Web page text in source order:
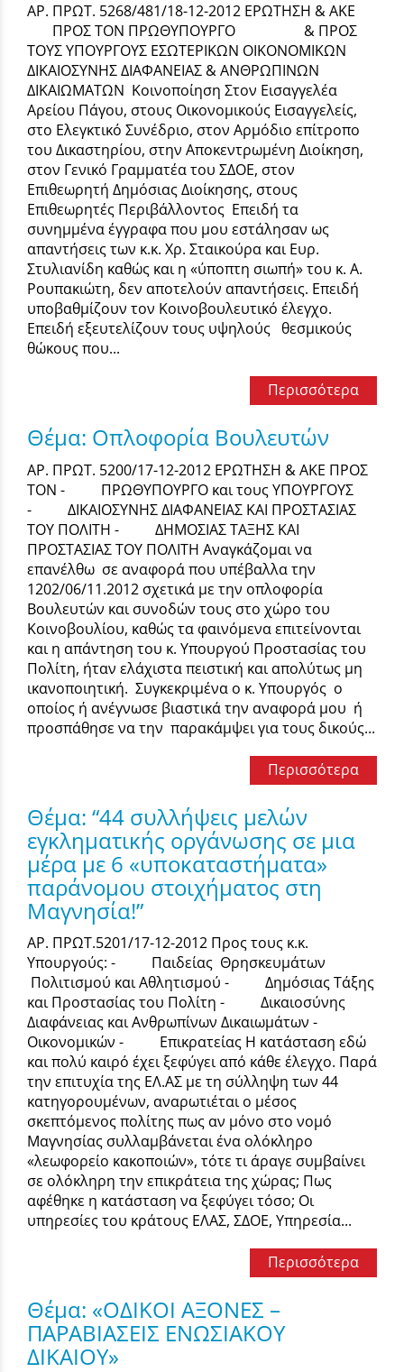
ΑΡ. ΠΡΩΤ. 5268/481/18-12-2012 ΕΡΩΤΗΣΗ & ΑΚΕ
ΠΡΟΣ ΤΟΝ ΠΡΩΘΥΠΟΥΡΓΟ & ΠΡΟΣ
ΤΟΥΣ ΥΠΟΥΡΓΟΥΣ ΕΣΩΤΕΡΙΚΩΝ ΟΙΚΟΝΟΜΙΚΩΝ
ΔΙΚΑΙΟΣΥΝΗΣ ΔΙΑΦΑΝΕΙΑΣ & ΑΝΘΡΩΠΙΝΩΝ
ΔΙΚΑΙΩΜΑΤΩΝ Κοινοποίηση Στον Εισαγγελέα
Αρείου Πάγου, στους Οικονομικούς Εισαγγελείς,
στο Ελεγκτικό Συνέδριο, στον Αρμόδιο επίτροπο
του Δικαστηρίου, στην Αποκεντρωμένη Διοίκηση,
στον Γενικό Γραμματέα του ΣΔΟΕ, στον
Επιθεωρητή Δημόσιας Διοίκησης, στους
Επιθεωρητές Περιβάλλοντος Επειδή τα
συνημμένα έγγραφα που μου εστάλησαν ως
απαντήσεις των κ.κ. Χρ. Σταικούρα και Ευρ.
Στυλιανίδη καθώς και η «ύποπτη σιωπή» του κ. Α.
Ρουπακιώτη, δεν αποτελούν απαντήσεις. Επειδή
υποβαθμίζουν τον Κοινοβουλευτικό έλεγχο.
Επειδή εξευτελίζουν τους υψηλούς θεσμικούς
θώκους που...
Περισσότερα
Θέμα: Οπλοφορία Βουλευτών
ΑΡ. ΠΡΩΤ. 5200/17-12-2012 ΕΡΩΤΗΣΗ & ΑΚΕ ΠΡΟΣ
ΤΟΝ - ΠΡΩΘΥΠΟΥΡΓΟ και τους ΥΠΟΥΡΓΟΥΣ
- ΔΙΚΑΙΟΣΥΝΗΣ ΔΙΑΦΑΝΕΙΑΣ ΚΑΙ ΠΡΟΣΤΑΣΙΑΣ
ΤΟΥ ΠΟΛΙΤΗ - ΔΗΜΟΣΙΑΣ ΤΑΞΗΣ ΚΑΙ
ΠΡΟΣΤΑΣΙΑΣ ΤΟΥ ΠΟΛΙΤΗ Αναγκάζομαι να
επανέλθω σε αναφορά που υπέβαλλα την
1202/06/11.2012 σχετικά με την οπλοφορία
Βουλευτών και συνοδών τους στο χώρο του
Κοινοβουλίου, καθώς τα φαινόμενα επιτείνονται
και η απάντηση του κ. Υπουργού Προστασίας του
Πολίτη, ήταν ελάχιστα πειστική και απολύτως μη
ικανοποιητική. Συγκεκριμένα ο κ. Υπουργός ο
οποίος ή ανέγνωσε βιαστικά την αναφορά μου ή
προσπάθησε να την παρακάμψει για τους δικούς...
Περισσότερα
Θέμα: “44 συλλήψεις μελών
εγκληματικής οργάνωσης σε μια
μέρα με 6 «υποκαταστήματα»
παράνομου στοιχήματος στη
Μαγνησία!”
ΑΡ. ΠΡΩΤ.5201/17-12-2012 Προς τους κ.κ.
Υπουργούς: - Παιδείας Θρησκευμάτων
Πολιτισμού και Αθλητισμού - Δημόσιας Τάξης
και Προστασίας του Πολίτη - Δικαιοσύνης
Διαφάνειας και Ανθρωπίνων Δικαιωμάτων -
Οικονομικών - Επικρατείας Η κατάσταση εδώ
και πολύ καιρό έχει ξεφύγει από κάθε έλεγχο. Παρά
την επιτυχία της ΕΛ.ΑΣ με τη σύλληψη των 44
κατηγορουμένων, αναρωτιέται ο μέσος
σκεπτόμενος πολίτης πως αν μόνο στο νομό
Μαγνησίας συλλαμβάνεται ένα ολόκληρο
«λεωφορείο κακοποιών», τότε τι άραγε συμβαίνει
σε ολόκληρη την επικράτεια της χώρας; Πως
αφέθηκε η κατάσταση να ξεφύγει τόσο; Οι
υπηρεσίες του κράτους ΕΛΑΣ, ΣΔΟΕ, Υπηρεσία...
Περισσότερα
Θέμα: «ΟΔΙΚΟΙ ΑΞΟΝΕΣ –
ΠΑΡΑΒΙΑΣΕΙΣ ΕΝΩΣΙΑΚΟΥ
ΔΙΚΑΙΟΥ»